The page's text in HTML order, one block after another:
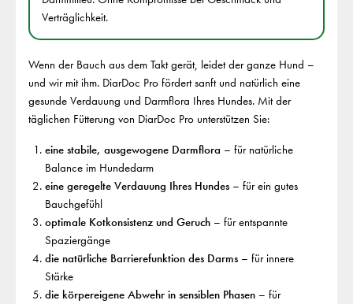
Verträglichkeit.
Wenn der Bauch aus dem Takt gerät, leidet der ganze Hund –
und wir mit ihm. DiarDoc Pro fördert sanft und natürlich eine
gesunde Verdauung und Darmflora Ihres Hundes. Mit der
täglichen Fütterung von DiarDoc Pro unterstützen Sie:
eine stabile, ausgewogene Darmflora – für natürliche
Balance im Hundedarm
eine geregelte Verdauung Ihres Hundes– für ein gutes
Bauchgefühl
optimale Kotkonsistenz und Geruch– für entspannte
Spaziergänge
die natürliche Barrierefunktion des Darms– für innere
Stärke
die körpereigene Abwehr in sensiblen Phasen– für